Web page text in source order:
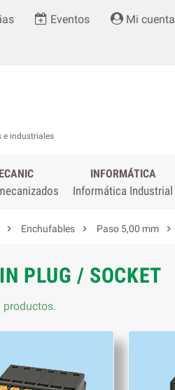
Eventos Mi cuenta
e industriales
INFORMÁTICA
Informática Industrial
 Enchufables  Paso 5,00 mm 
PLUG / SOCKET
productos.